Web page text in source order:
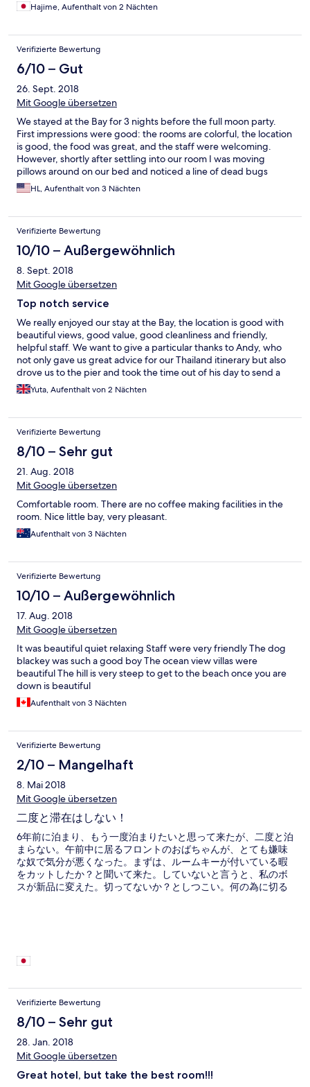
Hajime, Aufenthalt von 2 Nächten
Verifizierte Bewertung
6/10 – Gut
26. Sept. 2018
Mit Google übersetzen
We stayed at the Bay for 3 nights before the full moon party.
First impressions were good: the rooms are colorful, the location
is good, the food was great, and the staff were welcoming.
However, shortly after settling into our room I was moving
pillows around on our bed and noticed a line of dead bugs
underneath one. The staff kindly reassured us that they were
from a recent pesticide treatment and moved us into a new
on and left the resort a 4 star review. However, the next night
when we got back from dinner around 10:30 the whole resort
was without power and I spent 15 minutes looking around the
main lounge for a circuit breaker since there was no staff nor
contact info for management to be found. The next night was
the full moon party and the staff offered to schedule us a taxi for
communication between staff; at 9:45 we asked them where
our taxi was and they said there was no record of us
requesting/accepting the offer for a ride from earlier that same
day. Finally, as we were checking out they tried to charge us for
a couple cans of soda that had broken/exploded in the minibar
(ones we didn't drink or even touch during our stay). All in all I
would consider this resort if you value privacy and want a good
location and quiet ambiance. However as far as service is
Ngan for the same price.
HL, Aufenthalt von 3 Nächten
Verifizierte Bewertung
10/10 – Außergewöhnlich
8. Sept. 2018
Mit Google übersetzen
Top notch service
We really enjoyed our stay at the Bay, the location is good with
beautiful views, good value, good cleanliness and friendly,
helpful staff. We want to give a particular thanks to Andy, who
not only gave us great advice for our Thailand itinerary but also
drove us to the pier and took the time out of his day to send a
parcel by ferry when we forgot something back at the resort.
He made our day! Would warmly recommend staying at the Bay
Yuta, Aufenthalt von 2 Nächten
Verifizierte Bewertung
8/10 – Sehr gut
21. Aug. 2018
Mit Google übersetzen
Comfortable room. There are no coffee making facilities in the
room. Nice little bay, very pleasant.
Aufenthalt von 3 Nächten
Verifizierte Bewertung
10/10 – Außergewöhnlich
17. Aug. 2018
Mit Google übersetzen
It was beautiful quiet relaxing Staff were very friendly The dog
blackey was such a good boy The ocean view villas were
beautiful The hill is very steep to get to the beach once you are
down is beautiful
Aufenthalt von 3 Nächten
Verifizierte Bewertung
2/10 – Mangelhaft
8. Mai 2018
Mit Google übersetzen
二度と滞在はしない！
6年前に泊まり、もう一度泊まりたいと思って来たが、二度と泊
まらない。午前中に居るフロントのおばちゃんが、とても嫌味
な奴で気分が悪くなった。まずは、ルームキーが付いている暇
をカットしたか？と聞いて来た。していないと言うと、私のボ
スが新品に変えた。切ってないか？としつこい。何の為に切る
解出来ずポケットにでも入れるのかと思い断ると遠いから最低
してタクシー頼んだら900パーツだと言われ、今ベイホテルに
居ると言うと、場所が解らないからレセプションに代わってく
れと言われたので、再びあのババアに電話を渡そうとすると、
解らない、知らない、と電話を代わろうとしない。強目の口調
で言ってやっと代わって道案内をしてたが、電話を終わってか
らも、遠いから1,200バーツかかると言っている。向こうのホテ
ルに頼んだら、900バーツだと言うと、黙っていた。 昔は綺麗
でいい所だと思ったが、二度と行かない！ムカデもめちゃくち
Verifizierte Bewertung
8/10 – Sehr gut
28. Jan. 2018
Mit Google übersetzen
Great hotel, but take the best room!!!